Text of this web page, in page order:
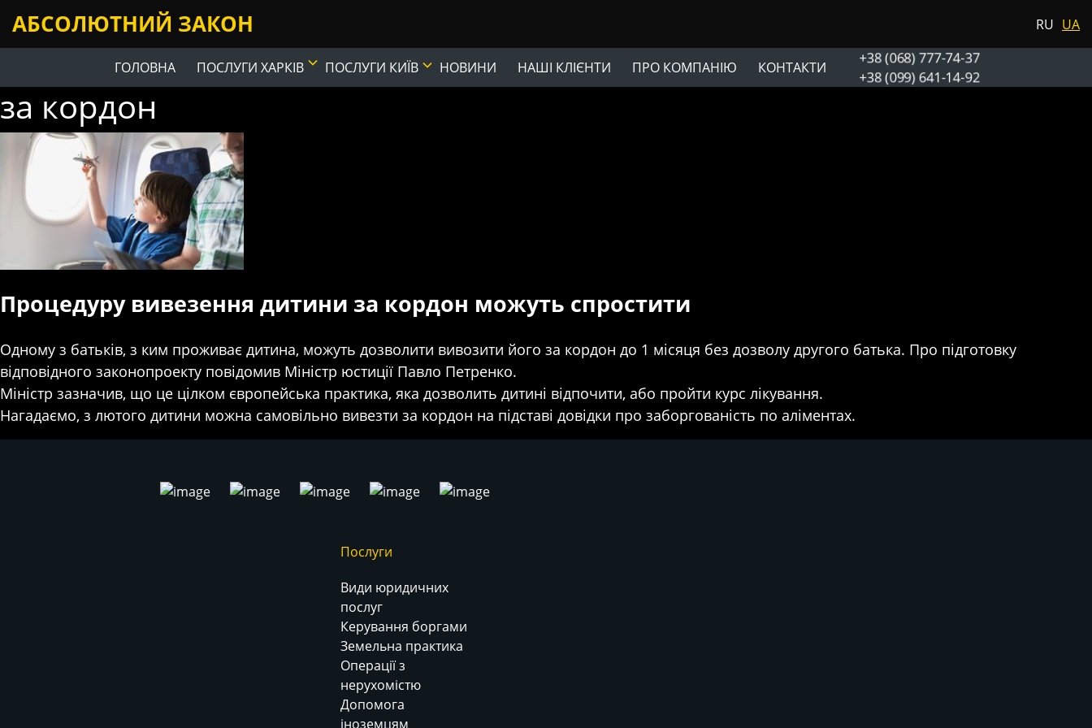
АБСОЛЮТНИЙ ЗАКОН RU UA
ГОЛОВНА ПОСЛУГИ ХАРКІВ ПОСЛУГИ КИЇВ НОВИНИ НАШІ КЛІЄНТИ ПРО КОМПАНІЮ КОНТАКТИ +38 (068) 777-74-37
+38 (099) 641-14-92
за кордон
Процедуру вивезення дитини за кордон можуть спростити
Одному з батьків, з ким проживає дитина, можуть дозволити вивозити його за кордон до 1 місяця без дозволу другого батька. Про підготовку
відповідного законопроекту повідомив Міністр юстиції Павло Петренко.
Міністр зазначив, що це цілком європейська практика, яка дозволить дитині відпочити, або пройти курс лікування.
Нагадаємо, з лютого дитини можна самовільно вивезти за кордон на підставі довідки про заборгованість по аліментах.
Послуги
Види юридичних
послуг
Керування боргами
Земельна практика
Операції з
нерухомістю
Допомога
іноземцям